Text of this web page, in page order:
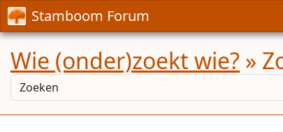
Stamboom Forum
Wie (onder)zoekt wie? »